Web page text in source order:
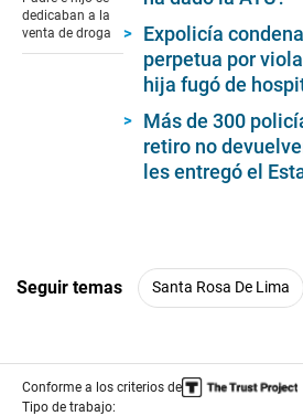
2
minutes,
dedicaban a la
venta de droga
Expolicía
perpetua por
hija fugó de
Más de 300
retiro no
les entregó el
Seguir temas Santa Rosa De Lima
Conforme a los criterios de
Tipo de trabajo: